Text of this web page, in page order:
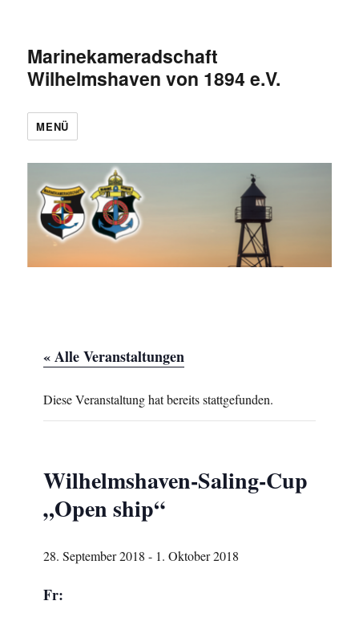
Marinekameradschaft
Wilhelmshaven von 1894 e.V.
MENÜ
« Alle Veranstaltungen
Diese Veranstaltung hat bereits stattgefunden.
Wilhelmshaven-Saling-Cup
„Open ship“
28. September 2018 - 1. Oktober 2018
Fr: